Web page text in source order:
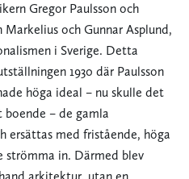
Gregor Paulsson och
och Gunnar Asplund,
i Sverige. Detta
1930 där Paulsson
höga ideal – nu skulle det
– de gamla
ersättas med fristående, höga
strömma in. Därmed blev